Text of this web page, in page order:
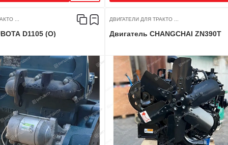
...
D1105 (О)
ДВИГАТЕЛИ ДЛЯ ТРАКТО ...
Двигатель CHANGCHAI ZN390T